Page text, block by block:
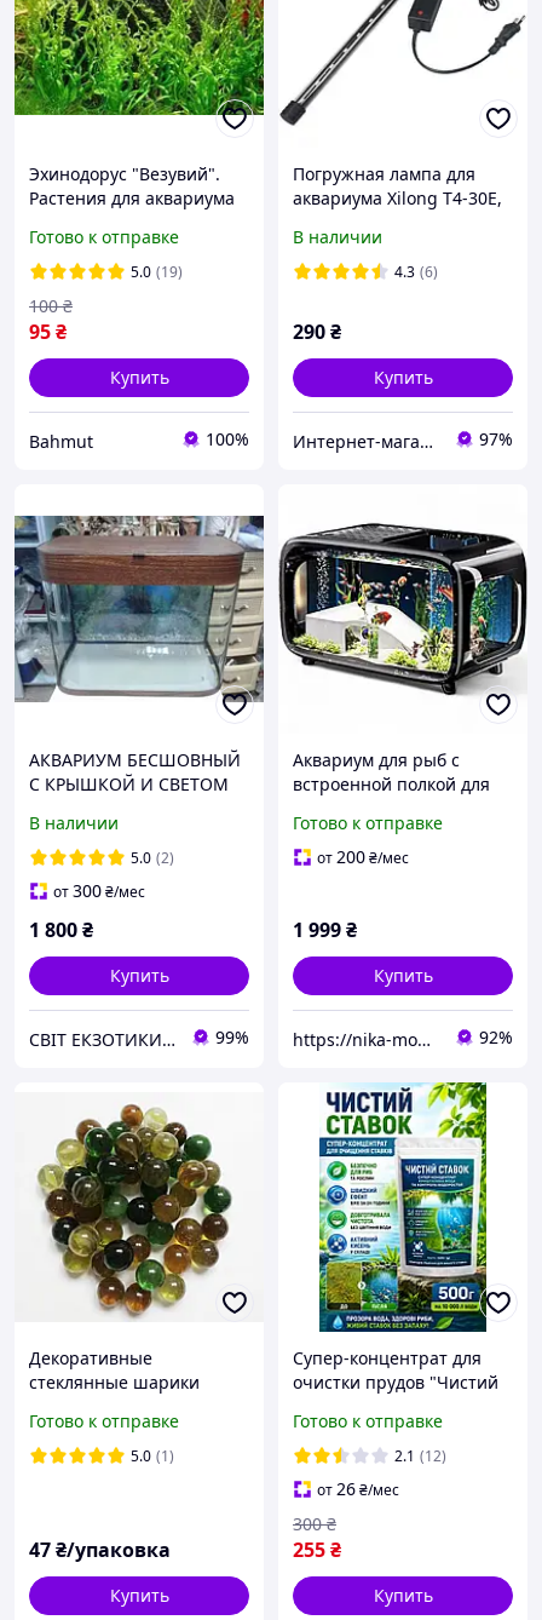
Эхинодорус "Везувий".
Растения для аквариума
Готово к отправке
5.0 (19)
95₴
100 ₴
Купить
Bahmut 100%
Погружная лампа для
аквариума Xilong T4-30E,
В наличии
4.3 (6)
290₴
Купить
Интернет-магазин аквариумистики "Катран" 97%
АКВАРИУМ БЕСШОВНЫЙ
С КРЫШКОЙ И СВЕТОМ
В наличии
5.0 (2)
от300₴/мес
1 800₴
Купить
СВІТ ЕКЗОТИКИ . Акваріуми від виробника, обладнання, рослини, рибки та ін. Рослини для водойми . 99%
Аквариум для рыб с
встроенной полкой для
Готово к отправке
от200₴/мес
1 999₴
Купить
https://nika-moda.in.ua/ 92%
Декоративные
стеклянные шарики
разноцветные 45 шт.
Готово к отправке
5.0 (1)
47₴/упаковка
Купить
Супер-концентрат для
очистки прудов "Чистий
кислород от цветения
воды, тины и запаха
болота
Готово к отправке
2.1 (12)
от26₴/мес
255₴
300 ₴
Купить